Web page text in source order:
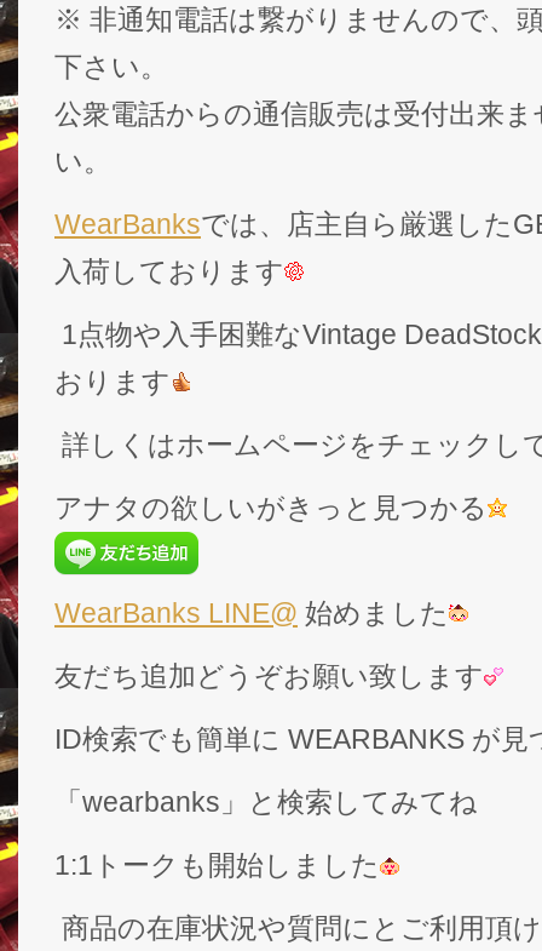
※ 非通知電話は繋がりませんので、
下さい。
公衆電話からの通信販売は受付出来
い。
WearBanksでは、店主自ら厳選した
入荷しております
1点物や入手困難なVintage
おります
詳しくはホームページをチェックし
アナタの欲しいがきっと見つかる
WearBanks LINE@ 始めました
友だち追加どうぞお願い致します
ID検索でも簡単に WEARBANKS が
「wearbanks」と検索してみてね
1:1トークも開始しました
商品の在庫状況や質問にとご利用頂